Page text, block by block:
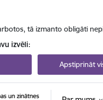
tā izmanto obligāti
izvēli:
Apstiprināt